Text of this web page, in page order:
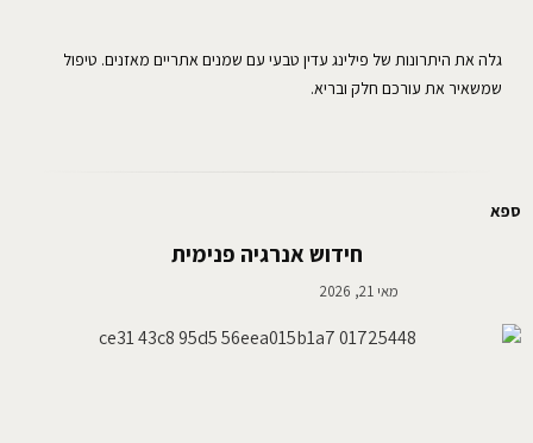
גלה את היתרונות של פילינג עדין טבעי עם שמנים אתריים מאזנים. טיפול
שמשאיר את עורכם חלק ובריא.
ספא
חידוש אנרגיה פנימית
מאי 21, 2026